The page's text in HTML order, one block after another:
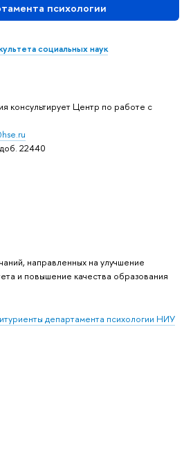
психологии
социальных наук
консультирует Центр по работе с
22440
направленных на улучшение
и повышение качества образования
департамента психологии НИУ